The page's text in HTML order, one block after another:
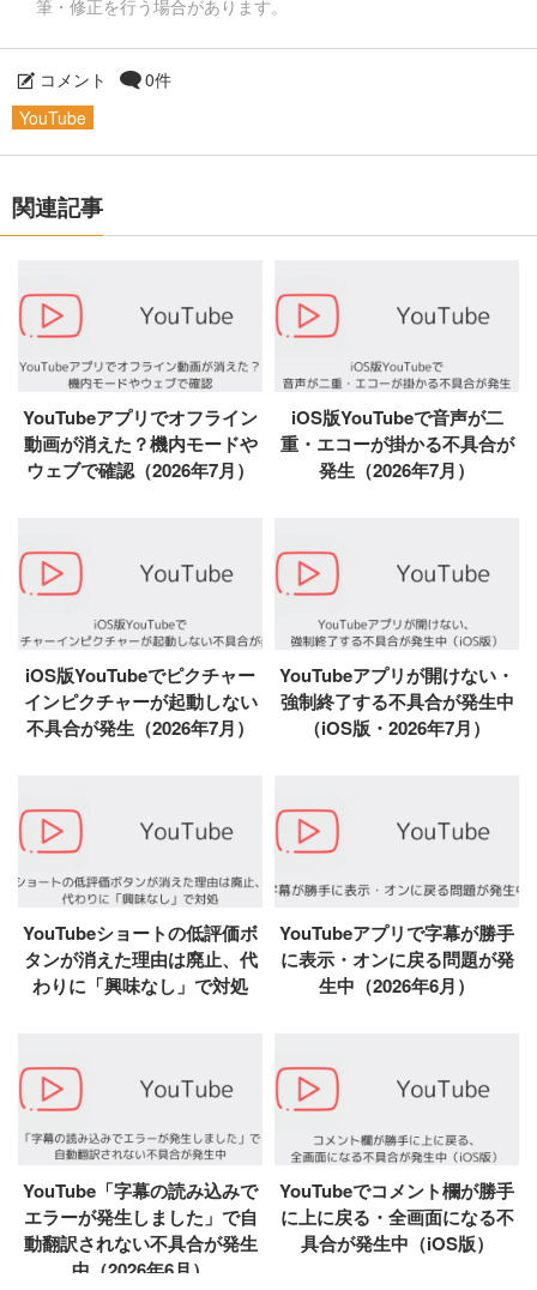
筆・修正を行う場合があります。
コメント
0件
YouTube
関連記事
YouTubeアプリでオフライン
動画が消えた？機内モードや
ウェブで確認（2026年7月）
iOS版YouTubeで音声が二
重・エコーが掛かる不具合が
発生（2026年7月）
iOS版YouTubeでピクチャー
インピクチャーが起動しない
不具合が発生（2026年7月）
YouTubeアプリが開けない・
強制終了する不具合が発生中
（iOS版・2026年7月）
YouTubeショートの低評価ボ
タンが消えた理由は廃止、代
わりに「興味なし」で対処
YouTubeアプリで字幕が勝手
に表示・オンに戻る問題が発
生中（2026年6月）
YouTube「字幕の読み込みで
エラーが発生しました」で自
動翻訳されない不具合が発生
中（2026年6月）
YouTubeでコメント欄が勝手
に上に戻る・全画面になる不
具合が発生中（iOS版）